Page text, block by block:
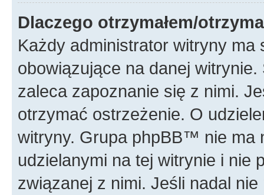
Dlaczego otrzymałem/
Każdy administrator witryny ma
obowiązujące na danej
zaleca zapoznanie się z nimi.
otrzymać ostrzeżenie. O
witryny. Grupa phpBB™ nie ma
udzielanymi na tej witrynie i nie
związanej z nimi. Jeśli nadal